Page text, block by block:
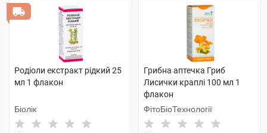
Родіоли екстракт рідкий 25
мл 1 флакон
Біолік
Грибна аптечка Гриб
Лисички краплі 100 мл 1
флакон
ФітоБіоТехнології